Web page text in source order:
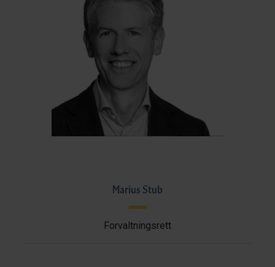
Marius Stub
Forvaltningsrett